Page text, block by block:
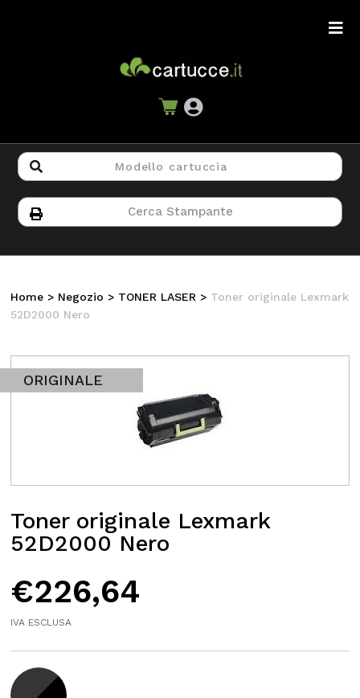
Home > Negozio > TONER LASER > Toner originale Lexmark
52D2000 Nero
ORIGINALE
Toner originale Lexmark
52D2000 Nero
€226,64
IVA ESCLUSA